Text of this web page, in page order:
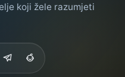
koji žele razumjeti